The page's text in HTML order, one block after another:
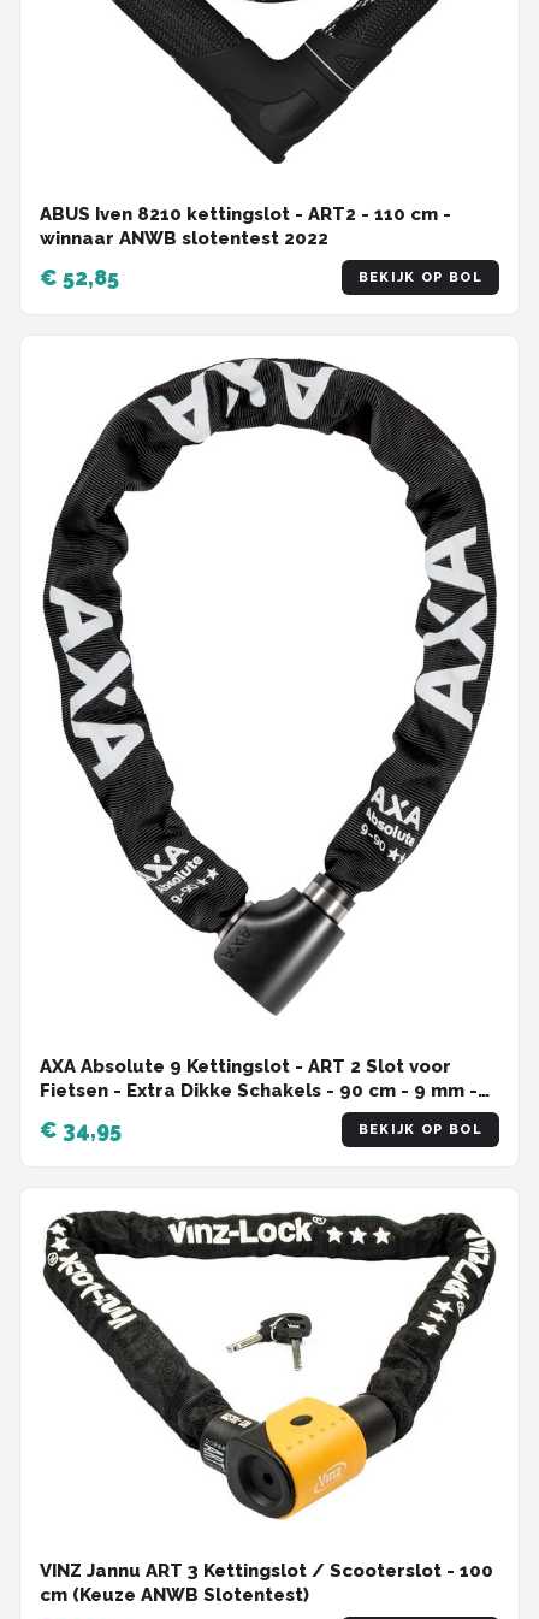
ABUS Iven 8210 kettingslot - ART2 - 110 cm -
winnaar ANWB slotentest 2022
€ 52,85 BEKIJK OP BOL
AXA Absolute 9 Kettingslot - ART 2 Slot voor
Fietsen - Extra Dikke Schakels - 90 cm - 9 mm -
€ 34,95 BEKIJK OP BOL
VINZ Jannu ART 3 Kettingslot / Scooterslot - 100
cm (Keuze ANWB Slotentest)